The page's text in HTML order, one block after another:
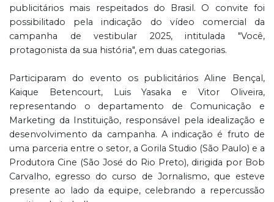
publicitários mais respeitados do Brasil. O convite foi
possibilitado pela indicação do vídeo comercial da
campanha de vestibular 2025, intitulada "Você,
protagonista da sua história", em duas categorias.
Participaram do evento os publicitários Aline Bençal,
Kaique Betencourt, Luis Yasaka e Vitor Oliveira,
representando o departamento de Comunicação e
Marketing da Instituição, responsável pela idealização e
desenvolvimento da campanha. A indicação é fruto de
uma parceria entre o setor, a Gorila Studio (São Paulo) e a
Produtora Cine (São José do Rio Preto), dirigida por Bob
Carvalho, egresso do curso de Jornalismo, que esteve
presente ao lado da equipe, celebrando a repercussão